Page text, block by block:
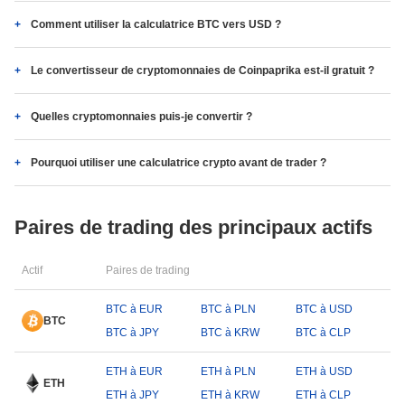
Comment utiliser la calculatrice BTC vers USD ?
Le convertisseur de cryptomonnaies de Coinpaprika est-il gratuit ?
Quelles cryptomonnaies puis-je convertir ?
Pourquoi utiliser une calculatrice crypto avant de trader ?
Paires de trading des principaux actifs
Actif Paires de trading
BTC
BTC à EUR BTC à PLN
BTC à USD
BTC à JPY
BTC à KRW BTC à CLP
ETH
ETH à EUR ETH à PLN
ETH à USD
ETH à JPY
ETH à KRW ETH à CLP